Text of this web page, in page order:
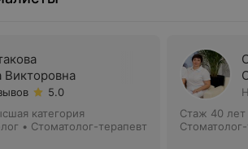
Викторовна
5.0
категория
• Стоматолог-терапевт
Стаж 40 лет